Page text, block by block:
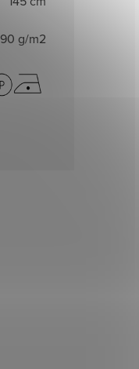
90 g/m2